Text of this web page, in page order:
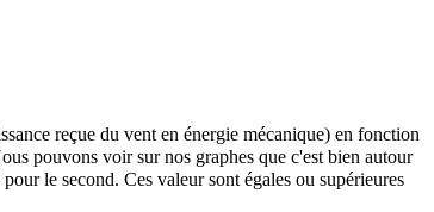
reçue du vent en énergie mécanique) en fonction
pouvons voir sur nos graphes que c'est bien autour
le second. Ces valeur sont égales ou supérieures